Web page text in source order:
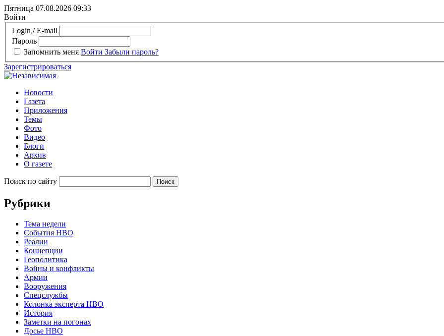
Пятница 07.08.2026 09:33
Войти
Login / E-mail
Пароль
Запомнить меня Войти Забыли пароль?
Зарегистрироваться
Новости
Газета
Приложения
Темы
Фото
Видео
Блоги
Архив
О газете
Поиск по сайту
Рубрики
Тема недели
События НВО
Реалии
Концепции
Геополитика
Войны и конфликты
Армии
Вооружения
Спецслужбы
Колонка эксперта НВО
История
Заметки на погонах
Досье НВО